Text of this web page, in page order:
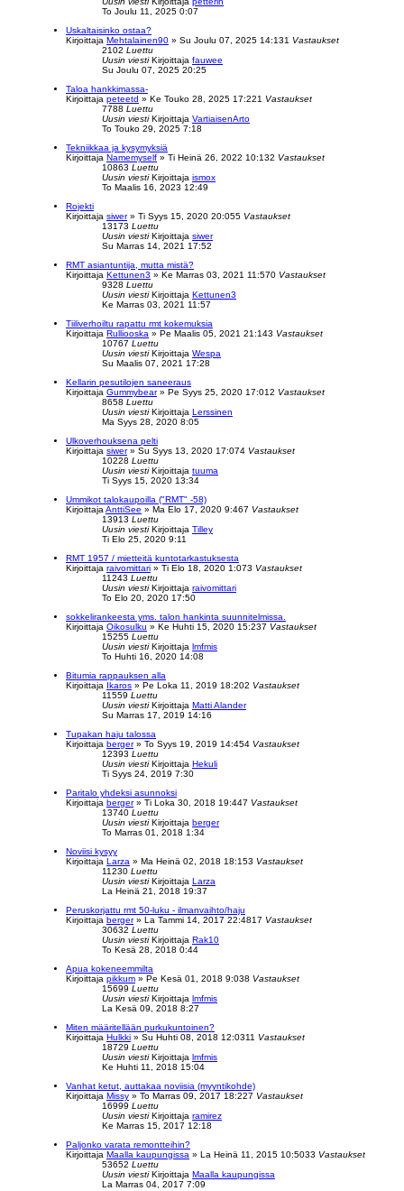
To Joulu 11, 2025 0:07
Uskaltaisinko ostaa?
Kirjoittaja Mehtalainen90 » Su Joulu 07, 2025 14:131 Vastaukset
2102 Luettu
Uusin viestiKirjoittaja fauwee
Su Joulu 07, 2025 20:25
Taloa hankkimassa-
Kirjoittaja peteetd » Ke Touko 28, 2025 17:221 Vastaukset
7788 Luettu
Uusin viestiKirjoittaja VartiaisenArto
To Touko 29, 2025 7:18
Tekniikkaa ja kysymyksiä
Kirjoittaja Namemyself » Ti Heinä 26, 2022 10:132 Vastaukset
10863 Luettu
Uusin viestiKirjoittaja ismox
To Maalis 16, 2023 12:49
Rojekti
Kirjoittaja siwer» Ti Syys 15, 2020 20:055 Vastaukset
13173 Luettu
Uusin viestiKirjoittaja siwer
Su Marras 14, 2021 17:52
RMT asiantuntija, mutta mistä?
Kirjoittaja Kettunen3 » Ke Marras 03, 2021 11:570 Vastaukset
9328 Luettu
Uusin viestiKirjoittaja Kettunen3
Ke Marras 03, 2021 11:57
Tiiliverhoiltu rapattu rmt kokemuksia
Kirjoittaja Rulliooska » Pe Maalis 05, 2021 21:143 Vastaukset
10767 Luettu
Uusin viestiKirjoittaja Wespa
Su Maalis 07, 2021 17:28
Kellarin pesutilojen saneeraus
Kirjoittaja Gummybear» Pe Syys 25, 2020 17:012 Vastaukset
8658 Luettu
Uusin viestiKirjoittaja Lerssinen
Ma Syys 28, 2020 8:05
Ulkoverhouksena pelti
Kirjoittaja siwer» Su Syys 13, 2020 17:074 Vastaukset
10228 Luettu
Uusin viestiKirjoittaja tuuma
Ti Syys 15, 2020 13:34
Ummikot talokaupoilla ("RMT" -58)
Kirjoittaja AnttiSee » Ma Elo 17, 2020 9:467 Vastaukset
13913 Luettu
Uusin viestiKirjoittaja Tilley
Ti Elo 25, 2020 9:11
RMT 1957 / mietteitä kuntotarkastuksesta
Kirjoittaja raivomittari » Ti Elo 18, 2020 1:073 Vastaukset
11243 Luettu
Uusin viestiKirjoittaja raivomittari
To Elo 20, 2020 17:50
sokkelirankeesta yms. talon hankinta suunnitelmissa.
Kirjoittaja Oikosulku » Ke Huhti 15, 2020 15:237 Vastaukset
15255 Luettu
Uusin viestiKirjoittaja lmfmis
To Huhti 16, 2020 14:08
Bitumia rappauksen alla
Kirjoittaja Ikaros » Pe Loka 11, 2019 18:202 Vastaukset
11559 Luettu
Uusin viestiKirjoittaja Matti Alander
Su Marras 17, 2019 14:16
Tupakan haju talossa
Kirjoittaja berger» To Syys 19, 2019 14:454 Vastaukset
12393 Luettu
Uusin viestiKirjoittaja Hekuli
Ti Syys 24, 2019 7:30
Paritalo yhdeksi asunnoksi
Kirjoittaja berger» Ti Loka 30, 2018 19:447 Vastaukset
13740 Luettu
Uusin viestiKirjoittaja berger
To Marras 01, 2018 1:34
Noviisi kysyy
Kirjoittaja Larza » Ma Heinä 02, 2018 18:153 Vastaukset
11230 Luettu
Uusin viestiKirjoittaja Larza
La Heinä 21, 2018 19:37
Peruskorjattu rmt 50-luku - ilmanvaihto/haju
Kirjoittaja berger» La Tammi 14, 2017 22:4817 Vastaukset
30632 Luettu
Uusin viestiKirjoittaja Rak10
To Kesä 28, 2018 0:44
Apua kokeneemmilta
Kirjoittaja pikkum » Pe Kesä 01, 2018 9:038 Vastaukset
15699 Luettu
Uusin viestiKirjoittaja lmfmis
La Kesä 09, 2018 8:27
Miten määritellään purkukuntoinen?
Kirjoittaja Hulkki » Su Huhti 08, 2018 12:0311 Vastaukset
18729 Luettu
Uusin viestiKirjoittaja lmfmis
Ke Huhti 11, 2018 15:04
Vanhat ketut, auttakaa noviisia (myyntikohde)
Kirjoittaja Missy » To Marras 09, 2017 18:227 Vastaukset
16999 Luettu
Uusin viestiKirjoittaja ramirez
Ke Marras 15, 2017 12:18
Paljonko varata remontteihin?
Kirjoittaja Maalla kaupungissa » La Heinä 11, 2015 10:5033 Vastaukset
53652 Luettu
Uusin viestiKirjoittaja Maalla kaupungissa
La Marras 04, 2017 7:09